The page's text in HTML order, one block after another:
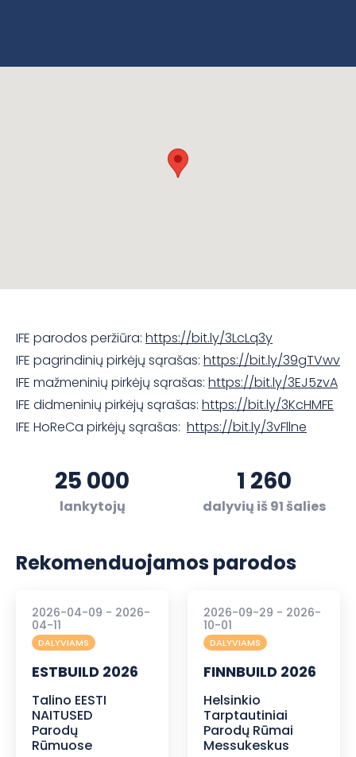
IFE parodos peržiūra: https://bit.ly/3LcLq3y
IFE pagrindinių pirkėjų sąrašas: https://bit.ly/39gTVwv
IFE mažmeninių pirkėjų sąrašas: https://bit.ly/3EJ5zvA
IFE didmeninių pirkėjų sąrašas: https://bit.ly/3KcHMFE
IFE HoReCa pirkėjų sąrašas: https://bit.ly/3vFllne
25 000
lankytojų
1 260
dalyvių iš 91 šalies
Rekomenduojamos parodos
2026-04-09 - 2026-
04-11
DALYVIAMS
ESTBUILD 2026
Talino EESTI
NAITUSED
Parodų
Rūmuose
2026-09-29 - 2026-
10-01
DALYVIAMS
FINNBUILD 2026
Helsinkio
Tarptautiniai
Parodų Rūmai
Messukeskus